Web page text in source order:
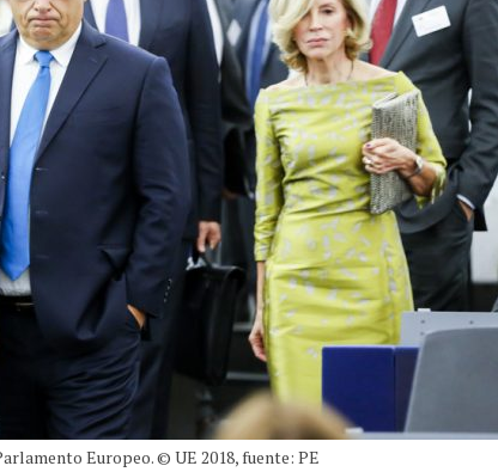
Europeo. © UE 2018, fuente: PE